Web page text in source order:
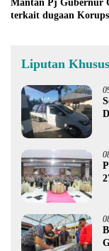
Mantan Pj Gubernur
terkait dugaan
Liputan Khusus